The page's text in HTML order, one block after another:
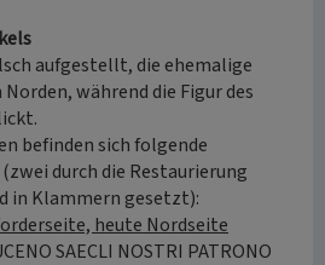
aufgestellt, die ehemalige
während die Figur des
befinden sich folgende
durch die Restaurierung
in Klammern gesetzt):
heute Nordseite
SAECLI NOSTRI PATRONO